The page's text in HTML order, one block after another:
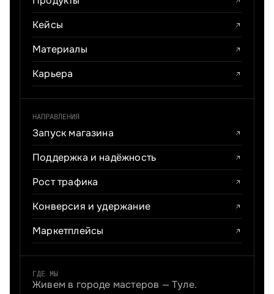
Кейсы
Материалы
Карьера
НАПРАВЛЕНИЯ
Запуск магазина
Поддержка и надёжность
Рост трафика
Конверсия и удержание
Маркетплейсы
ГДЕ МЫ
Живем в городе мастеров — Туле.